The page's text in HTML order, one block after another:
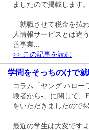
ましたので掲載します
「就職させて税金を払
人情報サービスとは違
善事業...
>> この記事を読む
学問をそっちのけで
コラム「ヤング ハロー
験者から-」に関して、
をいただきましたので
最近の学生は大変です